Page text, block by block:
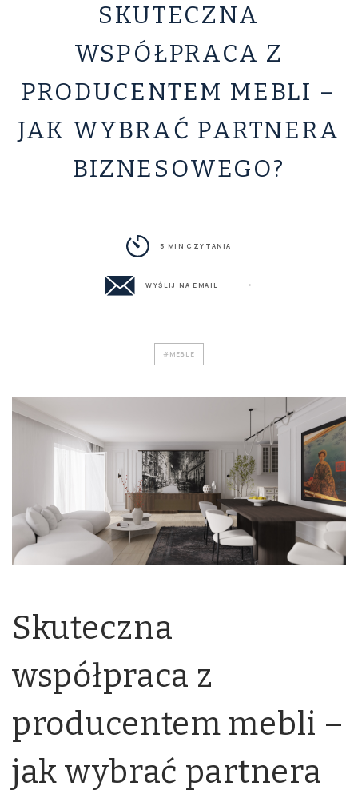
SKUTECZNA
WSPÓŁPRACA Z
PRODUCENTEM MEBLI –
JAK WYBRAĆ PARTNERA
BIZNESOWEGO?
5 MIN CZYTANIA
WYŚLIJ NA EMAIL
#MEBLE
Skuteczna
współpraca z
producentem mebli –
jak wybrać partnera